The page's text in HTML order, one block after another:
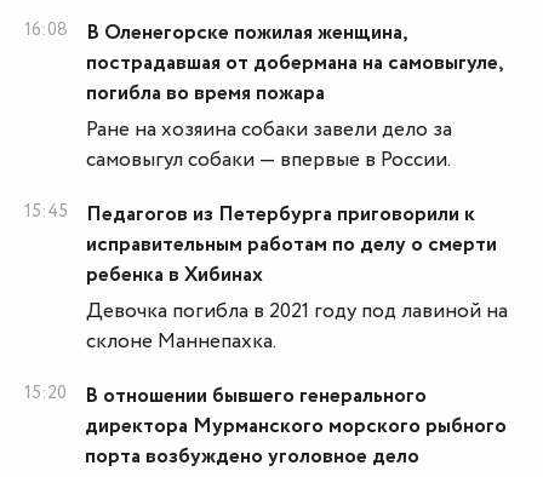
16:08
В Оленегорске пожилая женщина,
пострадавшая от добермана на самовыгуле,
погибла во время пожара
Ране на хозяина собаки завели дело за
самовыгул собаки — впервые в России.
15:45
Педагогов из Петербурга приговорили к
исправительным работам по делу о смерти
ребенка в Хибинах
Девочка погибла в 2021 году под лавиной на
склоне Маннепахка.
15:20
В отношении бывшего генерального
директора Мурманского морского рыбного
порта возбуждено уголовное дело